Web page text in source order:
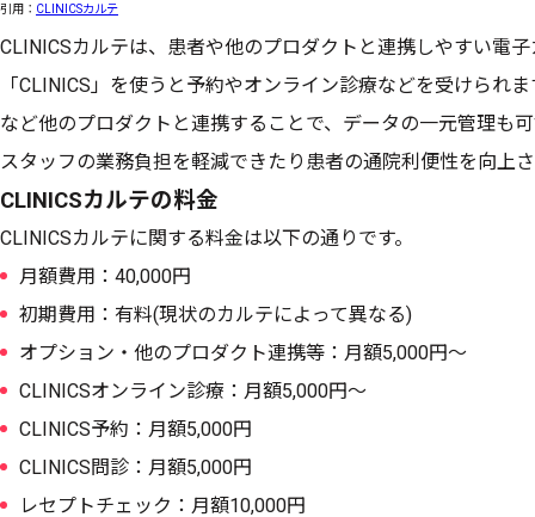
引用： CLINICSカルテ
CLINICSカルテは、患者や他のプロダクトと連携しやすい電
「CLINICS」を使うと予約やオンライン診療などを受けられ
など他のプロダクトと連携することで、データの一元管理も
スタッフの業務負担を軽減できたり患者の通院利便性を向上
CLINICSカルテの料金
CLINICSカルテに関する料金は以下の通りです。
月額費用：40,000円
初期費用：有料(現状のカルテによって異なる)
オプション・他のプロダクト連携等：月額5,000円〜
CLINICSオンライン診療：月額5,000円〜
CLINICS予約：月額5,000円
CLINICS問診：月額5,000円
レセプトチェック：月額10,000円